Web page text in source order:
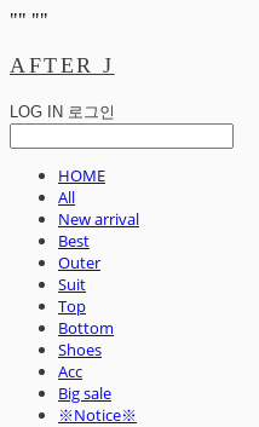
"" ""
AFTER J
LOG IN 로그인
HOME
All
New arrival
Best
Outer
Suit
Top
Bottom
Shoes
Acc
Big sale
※Notice※